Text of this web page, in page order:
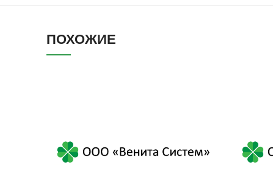
ПОХОЖИЕ